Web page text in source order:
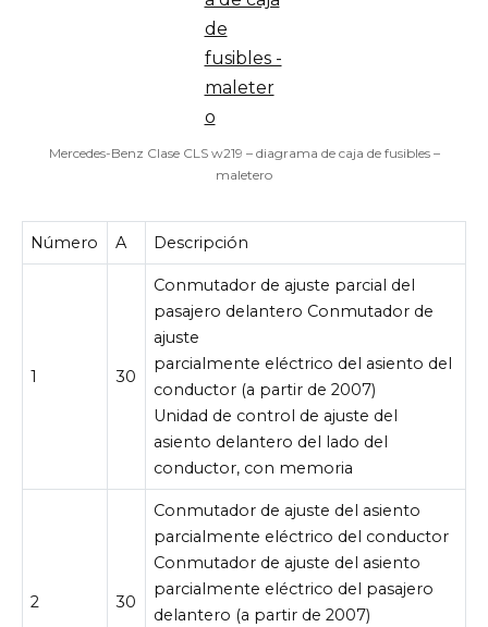
Mercedes-Benz Clase CLS w219 – diagrama de caja de fusibles –
maletero
Número A Descripción
1 30
Conmutador de ajuste parcial del
pasajero delantero Conmutador de
ajuste
parcialmente eléctrico del asiento del
conductor (a partir de 2007)
Unidad de control de ajuste del
asiento delantero del lado del
conductor, con memoria
2 30
Conmutador de ajuste del asiento
parcialmente eléctrico del conductor
Conmutador de ajuste del asiento
parcialmente eléctrico del pasajero
delantero (a partir de 2007)